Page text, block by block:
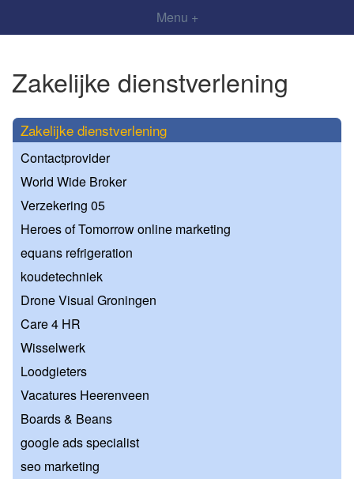
Menu +
Zakelijke dienstverlening
Zakelijke dienstverlening
Contactprovider
World Wide Broker
Verzekering 05
Heroes of Tomorrow online marketing
equans refrigeration
koudetechniek
Drone Visual Groningen
Care 4 HR
Wisselwerk
Loodgieters
Vacatures Heerenveen
Boards & Beans
google ads specialist
seo marketing